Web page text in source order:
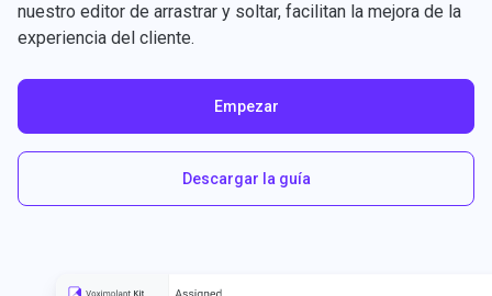
nuestro editor de arrastrar y soltar, facilitan la mejora de la
experiencia del cliente.
Empezar
Descargar la guía